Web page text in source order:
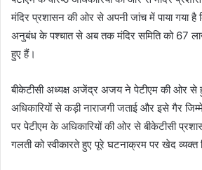
मंदिर प्रशासन की ओर से अपनी जांच में पाया गया है
अनुबंध के पश्चात से अब तक मंदिर समिति को 67
हुए हैं।
बीकेटीसी अध्यक्ष अजेंद्र अजय ने पेटीएम की ओर
अधिकारियों से कड़ी नाराजगी जताई और इसे गैर
पर पेटीएम के अधिकारियों की ओर से बीकेटीसी
गलती को स्वीकारते हुए पूरे घटनाक्रम पर खेद व्यक्त